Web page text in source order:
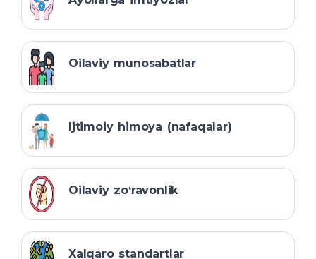
Oilaviy munosabatlar
Ijtimoiy himoya (nafaqalar)
Oilaviy zo‘ravonlik
Xalqaro standartlar